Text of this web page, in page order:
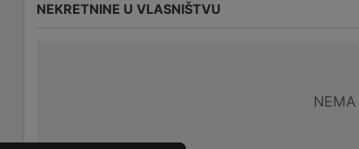
NEKRETNINE U VLASNIŠTVU
NEMA